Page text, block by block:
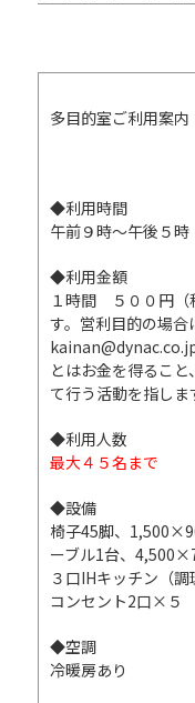
多目的室ご利用案内
◆利用時間
午前９時～午後５時
◆利用金額
１時間 ５００円（
す。営利目的の場
とはお金を得るこ
て行う活動を指しま
◆利用人数
最大４５名まで
◆設備
椅子45脚、
ーブル1台、
３口IHキッチン（調
コンセント2口×５
◆空調
冷暖房あり